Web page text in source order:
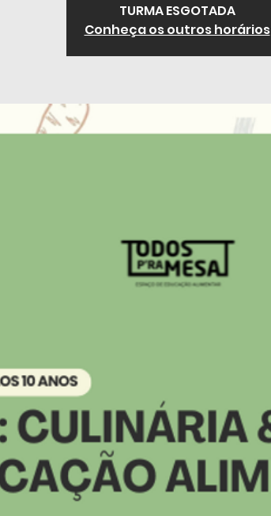
TURMA ESGOTADA
Conheça os outros horários